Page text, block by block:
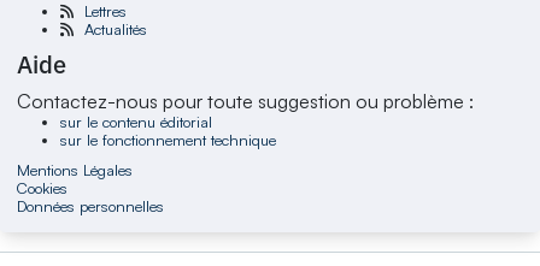
Lettres
Actualités
Aide
Contactez-nous pour toute suggestion ou problème :
sur le contenu éditorial
sur le fonctionnement technique
Mentions Légales
Cookies
Données personnelles